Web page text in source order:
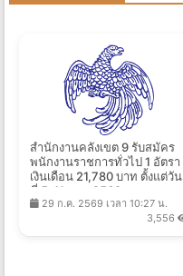
สำนักงานคลังเขต 9 รับสมัคร
พนักงานราชการทั่วไป 1 อัตรา
เงินเดือน 21,780 บาท ตั้งแต่วัน
ที่ 5-11 ส.ค. 2569
29 ก.ค. 2569 เวลา 10:27 น.
3,556